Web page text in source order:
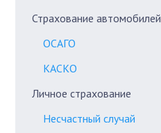
Страхование автомобилей
ОСАГО
КАСКО
Личное страхование
Несчастный случай